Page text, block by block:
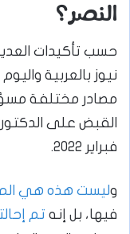
النصر؟
حسب تأكيدات
نيوز بالعربية
مصادر مختلفة
فبراير 2022.
وليست هذه هي
فيها، بل إنه تم